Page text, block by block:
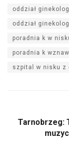
oddział
oddział
poradnia k w
poradnia k
szpital w nisku z
Tarnobrzeg: